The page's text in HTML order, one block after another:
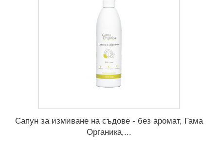
Сапун за измиване на съдове - без аромат, Гама
Органика,...